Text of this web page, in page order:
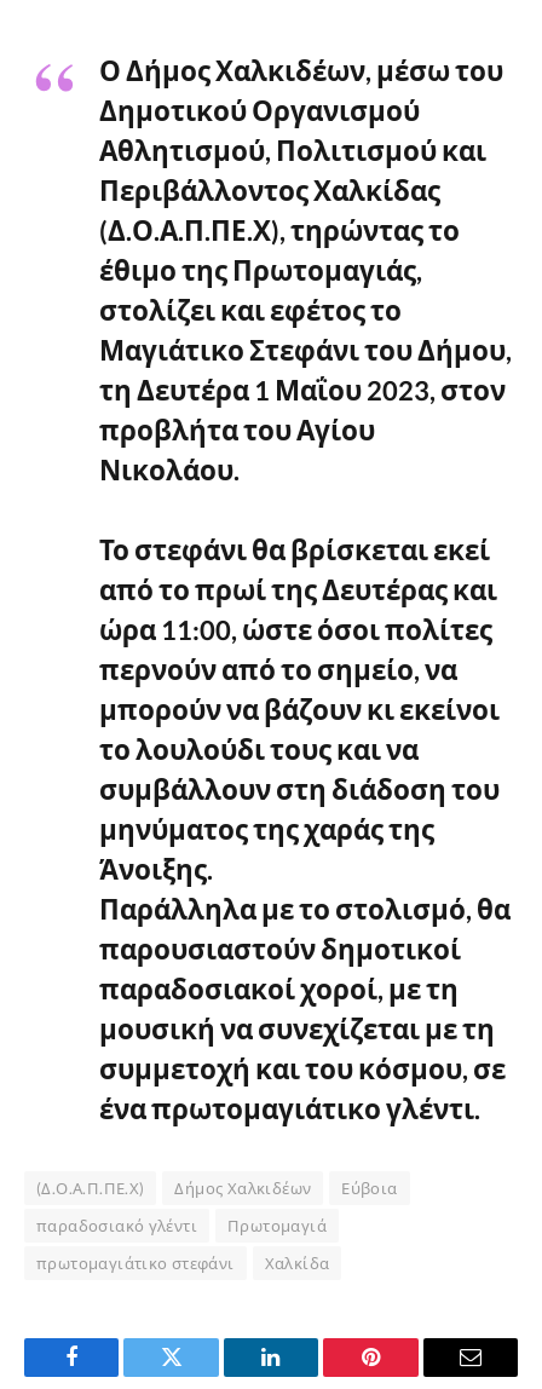
Ο Δήμος Χαλκιδέων, μέσω του
Δημοτικού Οργανισμού
Αθλητισμού, Πολιτισμού και
Περιβάλλοντος Χαλκίδας
(Δ.Ο.Α.Π.ΠΕ.Χ), τηρώντας το
έθιμο της Πρωτομαγιάς,
στολίζει και εφέτος το
Μαγιάτικο Στεφάνι του Δήμου,
τη Δευτέρα 1 Μαΐου 2023, στον
προβλήτα του Αγίου
Νικολάου.
Το στεφάνι θα βρίσκεται εκεί
από το πρωί της Δευτέρας και
ώρα 11:00, ώστε όσοι πολίτες
περνούν από το σημείο, να
μπορούν να βάζουν κι εκείνοι
το λουλούδι τους και να
συμβάλλουν στη διάδοση του
μηνύματος της χαράς της
Άνοιξης.
Παράλληλα με το στολισμό, θα
παρουσιαστούν δημοτικοί
παραδοσιακοί χοροί, με τη
μουσική να συνεχίζεται με τη
συμμετοχή και του κόσμου, σε
ένα πρωτομαγιάτικο γλέντι.
(Δ.Ο.Α.Π.ΠΕ.Χ) Δήμος Χαλκιδέων
Εύβοια
παραδοσιακό γλέντι
Πρωτομαγιά
πρωτομαγιάτικο στεφάνι
Χαλκίδα
Facebook Twitter LinkedIn Pinterest Email